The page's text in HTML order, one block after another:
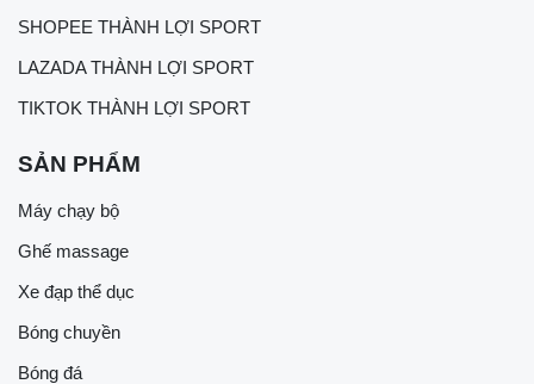
SHOPEE THÀNH LỢI SPORT
LAZADA THÀNH LỢI SPORT
TIKTOK THÀNH LỢI SPORT
SẢN PHẨM
Máy chạy bộ
Ghế massage
Xe đạp thể dục
Bóng chuyền
Bóng đá